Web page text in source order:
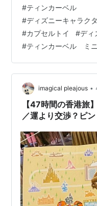
ーキャラクター ビサ
ーベル、時々ちょっと
なかったりするティン
たい。 ★微笑むティン
いついたみたい。 ★転
定外の着地とも言う
#ティンカーベル
#ディズニーキャラク
#カプセルトイ #ディ
#ティンカーベル ミ
imagical pleajous •
【47時間の香港
／運より交渉？ピ